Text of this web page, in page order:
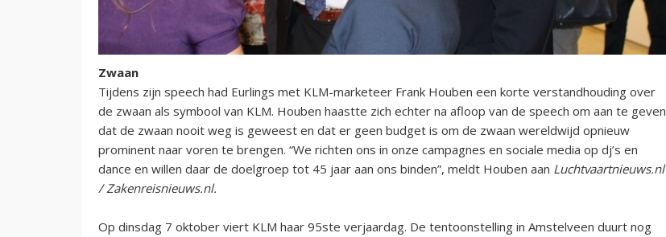
Zwaan
Tijdens zijn speech had Eurlings met KLM-marketeer Frank Houben een korte verstandhouding over
de zwaan als symbool van KLM. Houben haastte zich echter na afloop van de speech om aan te geven
dat de zwaan nooit weg is geweest en dat er geen budget is om de zwaan wereldwijd opnieuw
prominent naar voren te brengen. “We richten ons in onze campagnes en sociale media op dj’s en
dance en willen daar de doelgroep tot 45 jaar aan ons binden”, meldt Houben aan Luchtvaartnieuws.nl
/ Zakenreisnieuws.nl.
Op dinsdag 7 oktober viert KLM haar 95ste verjaardag. De tentoonstelling in Amstelveen duurt nog